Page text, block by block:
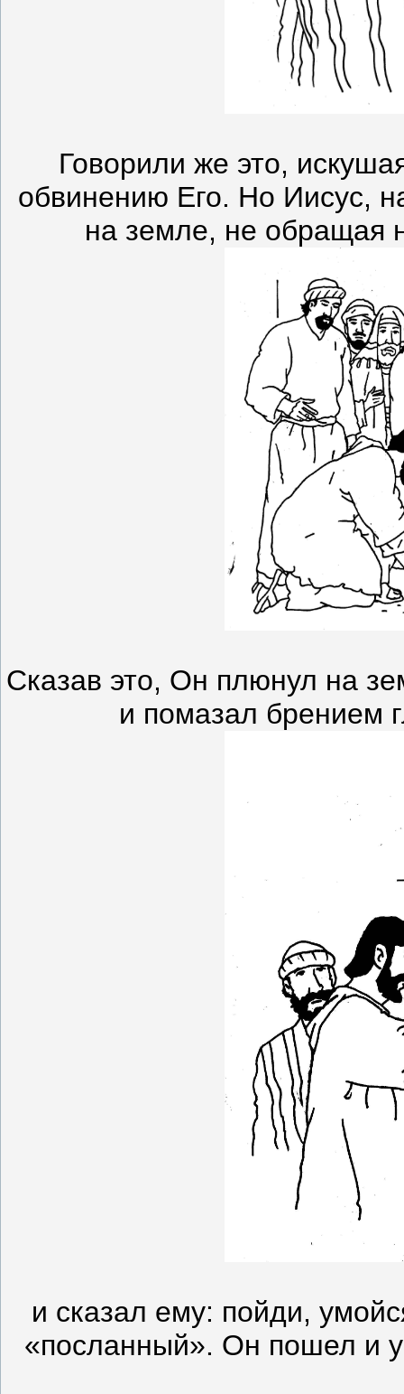
Говорили же это,
обвинению Его. Но Иисус,
на земле, не обращая
Сказав это, Он плюнул на
и помазал брением
и сказал ему: пойди,
«посланный». Он пошел и